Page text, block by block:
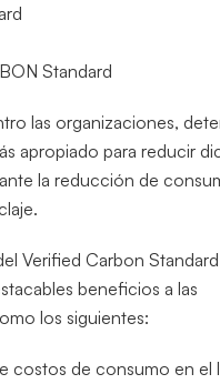
Standard
las organizaciones,
apropiado para reducir
la reducción de
Verified Carbon Standard
beneficios a las
los siguientes:
costos de consumo en el